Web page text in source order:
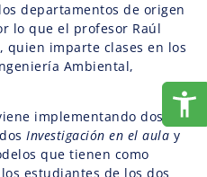
departamentos de origen
lo que el profesor Raúl
quien imparte clases en los
Ambiental,
implementando dos
Investigación en el aula y
que tienen como
estudiantes de los dos